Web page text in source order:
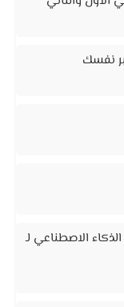
نفسك
الاصطناعي لـ